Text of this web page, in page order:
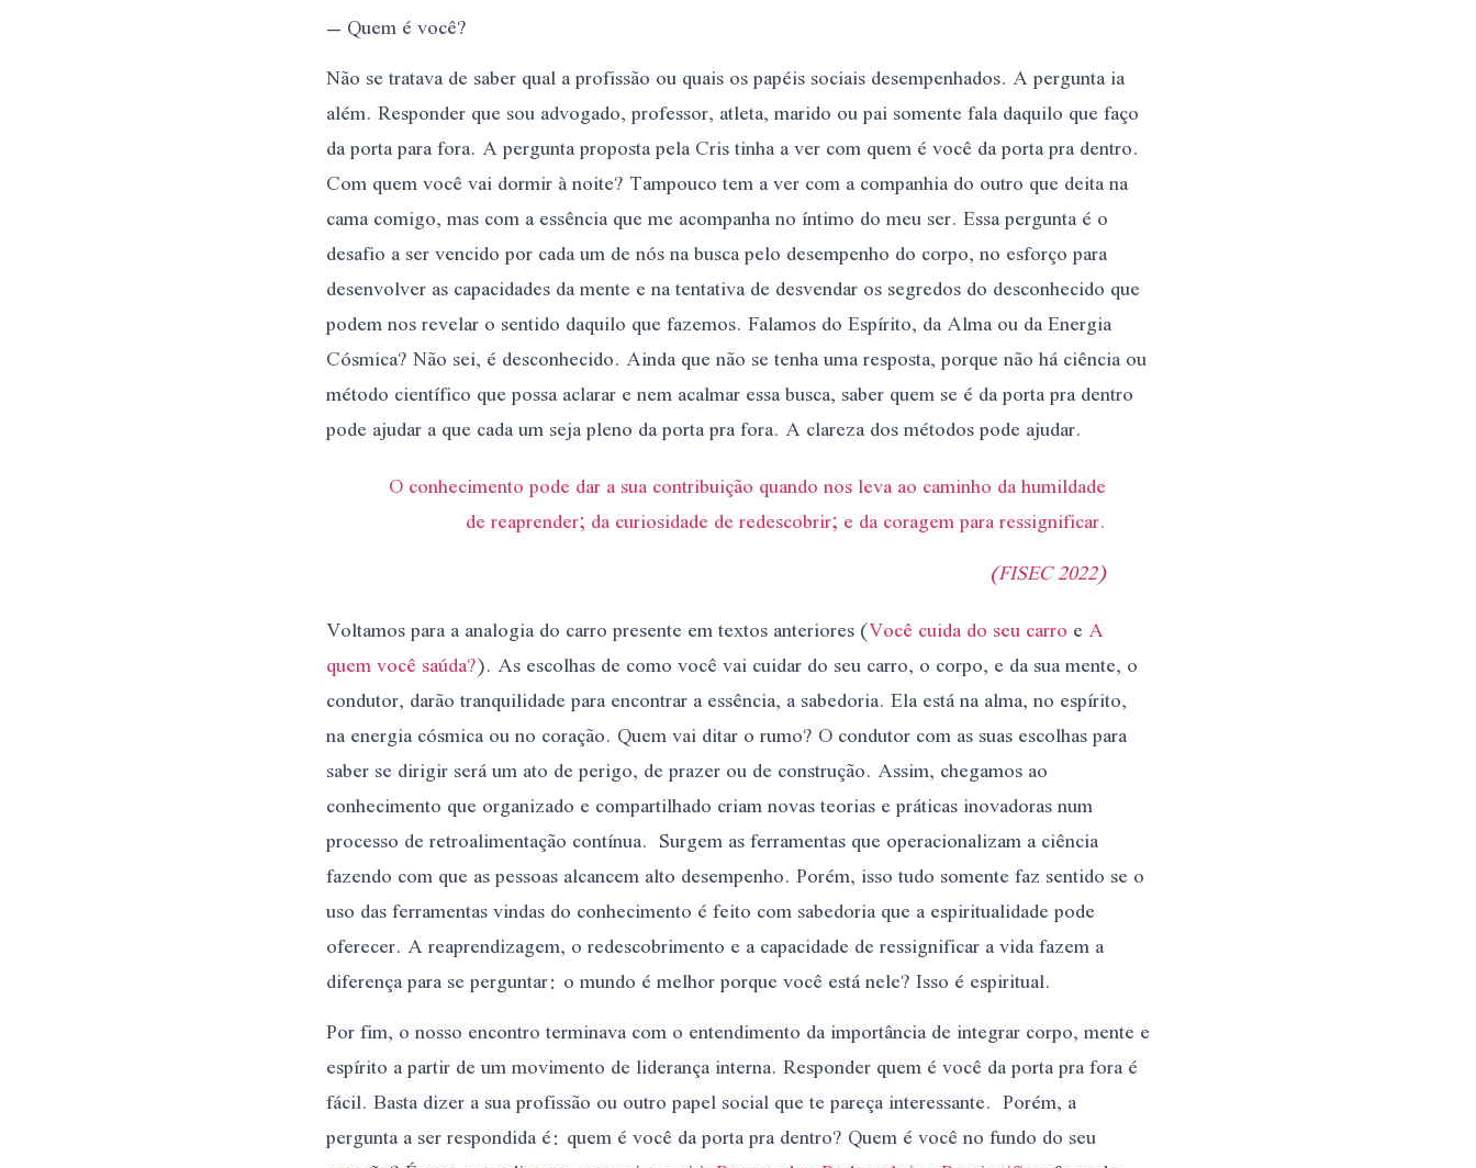
– Quem é você?
Não se tratava de saber qual a profissão ou quais os papéis sociais desempenhados. A pergunta ia
além. Responder que sou advogado, professor, atleta, marido ou pai somente fala daquilo que faço
da porta para fora. A pergunta proposta pela Cris tinha a ver com quem é você da porta pra dentro.
Com quem você vai dormir à noite? Tampouco tem a ver com a companhia do outro que deita na
cama comigo, mas com a essência que me acompanha no íntimo do meu ser. Essa pergunta é o
desafio a ser vencido por cada um de nós na busca pelo desempenho do corpo, no esforço para
desenvolver as capacidades da mente e na tentativa de desvendar os segredos do desconhecido que
podem nos revelar o sentido daquilo que fazemos. Falamos do Espírito, da Alma ou da Energia
Cósmica? Não sei, é desconhecido. Ainda que não se tenha uma resposta, porque não há ciência ou
método científico que possa aclarar e nem acalmar essa busca, saber quem se é da porta pra dentro
pode ajudar a que cada um seja pleno da porta pra fora. A clareza dos métodos pode ajudar.
O conhecimento pode dar a sua contribuição quando nos leva ao caminho da humildade
de reaprender; da curiosidade de redescobrir; e da coragem para ressignificar.
(FISEC 2022)
Voltamos para a analogia do carro presente em textos anteriores (Você cuida do seu carroeA
quem você saúda?). As escolhas de como você vai cuidar do seu carro, o corpo, e da sua mente, o
condutor, darão tranquilidade para encontrar a essência, a sabedoria. Ela está na alma, no espírito,
na energia cósmica ou no coração. Quem vai ditar o rumo? O condutor com as suas escolhas para
saber se dirigir será um ato de perigo, de prazer ou de construção. Assim, chegamos ao
conhecimento que organizado e compartilhado criam novas teorias e práticas inovadoras num
processo de retroalimentação contínua. Surgem as ferramentas que operacionalizam a ciência
fazendo com que as pessoas alcancem alto desempenho. Porém, isso tudo somente faz sentido se o
uso das ferramentas vindas do conhecimento é feito com sabedoria que a espiritualidade pode
oferecer. A reaprendizagem, o redescobrimento e a capacidade de ressignificar a vida fazem a
diferença para se perguntar: o mundo é melhor porque você está nele? Isso é espiritual.
Por fim, o nosso encontro terminava com o entendimento da importância de integrar corpo, mente e
espírito a partir de um movimento de liderança interna. Responder quem é você da porta pra fora é
fácil. Basta dizer a sua profissão ou outro papel social que te pareça interessante. Porém, a
pergunta a ser respondida é: quem é você da porta pra dentro? Quem é você no fundo do seu